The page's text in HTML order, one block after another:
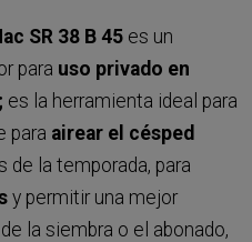
SR 38 B 45 es un
para uso privado en
es la herramienta ideal para
para airear el césped
la temporada, para
y permitir una mejor
la siembra o el abonado,